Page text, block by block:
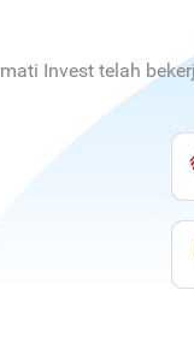
Invest telah